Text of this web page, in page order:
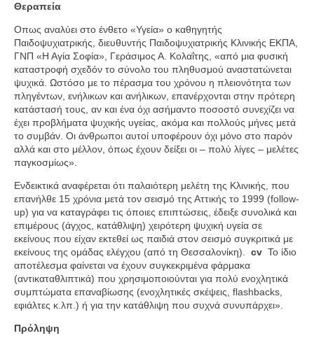
Θεραπεία
Οπως αναλύει στο ένθετο «Υγεία» ο καθηγητής
Παιδοψυχιατρικής, διευθυντής Παιδοψυχιατρικής Κλινικής ΕΚΠΑ,
ΓΝΠ «Η Αγία Σοφία», Γεράσιμος Α. Κολαΐτης, «από μια φυσική
καταστροφή σχεδόν το σύνολο του πληθυσμού αναστατώνεται
ψυχικά. Ωστόσο με το πέρασμα του χρόνου η πλειονότητα των
πληγέντων, ενήλικων και ανήλικων, επανέρχονται στην πρότερη
κατάστασή τους, αν και ένα όχι ασήμαντο ποσοστό συνεχίζει να
έχει προβλήματα ψυχικής υγείας, ακόμα και πολλούς μήνες μετά
το συμβάν. Οι άνθρωποι αυτοί υποφέρουν όχι μόνο στο παρόν
αλλά και στο μέλλον, όπως έχουν δείξει οι – πολύ λίγες – μελέτες
παγκοσμίως».
Ενδεικτικά αναφέρεται ότι παλαιότερη μελέτη της Κλινικής, που
επανήλθε 15 χρόνια μετά τον σεισμό της Αττικής το 1999 (follow-
up) για να καταγράφει τις όποιες επιπτώσεις, έδειξε συνολικά και
επιμέρους (άγχος, κατάθλιψη) χειρότερη ψυχική υγεία σε
εκείνους που είχαν εκτεθεί ως παιδιά στον σεισμό συγκριτικά με
εκείνους της ομάδας ελέγχου (από τη Θεσσαλονίκη).
cv Το ίδιο
αποτέλεσμα φαίνεται να έχουν συγκεκριμένα φάρμακα
(αντικαταθλιπτικά) που χρησιμοποιούνται για πολύ ενοχλητικά
συμπτώματα επαναβίωσης (ενοχλητικές σκέψεις, flashbacks,
εφιάλτες κ.λπ.) ή για την κατάθλιψη που συχνά συνυπάρχει».
Πρόληψη